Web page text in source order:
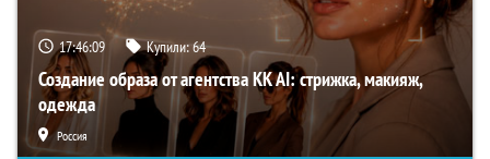
17:46:08 Купили:64
Создание образа от агентства KK AI: стрижка, макияж,
одежда
Россия